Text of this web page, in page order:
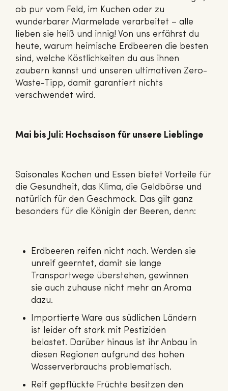
ob pur vom Feld, im Kuchen oder zu
wunderbarer Marmelade verarbeitet – alle
lieben sie heiß und innig! Von uns erfährst du
heute, warum heimische Erdbeeren die besten
sind, welche Köstlichkeiten du aus ihnen
zaubern kannst und unseren ultimativen Zero-
Waste-Tipp, damit garantiert nichts
verschwendet wird.
Mai bis Juli: Hochsaison für unsere Lieblinge
Saisonales Kochen und Essen bietet Vorteile für
die Gesundheit, das Klima, die Geldbörse und
natürlich für den Geschmack. Das gilt ganz
besonders für die Königin der Beeren, denn:
Erdbeeren reifen nicht nach. Werden sie
unreif geerntet, damit sie lange
Transportwege überstehen, gewinnen
sie auch zuhause nicht mehr an Aroma
dazu.
Importierte Ware aus südlichen Ländern
ist leider oft stark mit Pestiziden
belastet. Darüber hinaus ist ihr Anbau in
diesen Regionen aufgrund des hohen
Wasserverbrauchs problematisch.
Reif gepflückte Früchte besitzen den